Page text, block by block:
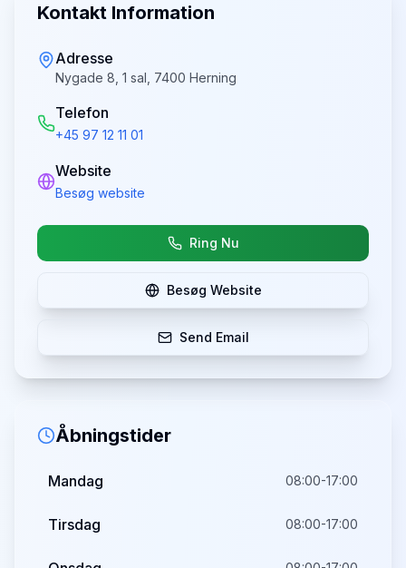
Kontakt Information
Adresse
Nygade 8, 1 sal, 7400 Herning
Telefon
+45 97 12 11 01
Website
Besøg website
Ring Nu
Besøg Website
Send Email
Åbningstider
Mandag 08:00-17:00
Tirsdag 08:00-17:00